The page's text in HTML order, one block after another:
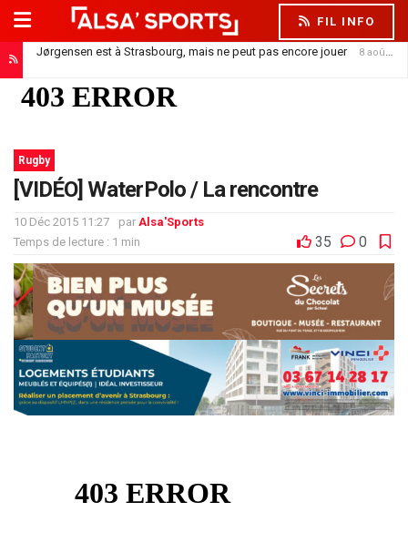
FIL INFO
Jørgensen est à Strasbourg, mais ne peut pas encore jouer 8 août 2026
Rugby
[VIDÉO] WaterPolo / La rencontre
10 Déc 2015 11:27 par Alsa'Sports
Temps de lecture : 1 min
35 0